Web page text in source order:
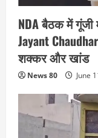
NDA बैठक में
Jayant
शक्कर और खांड
News 80 June